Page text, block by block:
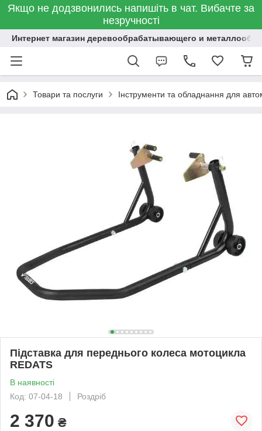
Якщо не додзвонились напишіть в чат. Вибачте за
незручності
Интернет магазин деревообрабатывающего и
Товари та послуги Інструменти та обладнання для
Підставка для переднього колеса мотоцикла
REDATS
В наявності
Код: 07-04-18
Роздріб
2 370 ₴